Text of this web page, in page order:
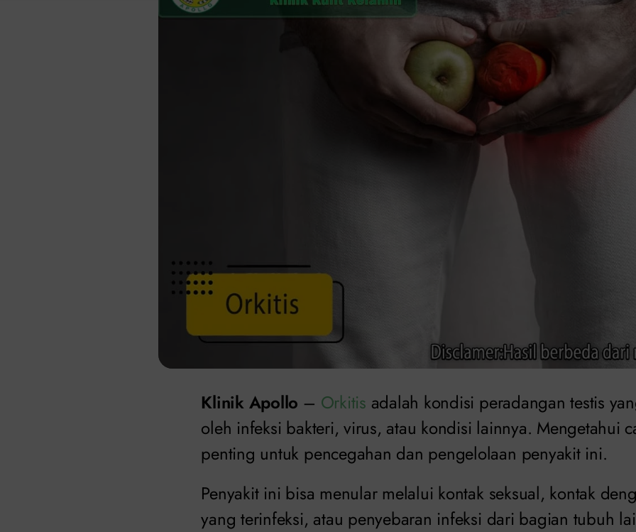
Klinik Apollo – Orkitis adalah kondisi peradangan testis
oleh infeksi bakteri, virus, atau kondisi lainnya. Mengetahui
penting untuk pencegahan dan pengelolaan penyakit ini.
Penyakit ini bisa menular melalui kontak seksual, kontak
yang terinfeksi, atau penyebaran infeksi dari bagian tubuh